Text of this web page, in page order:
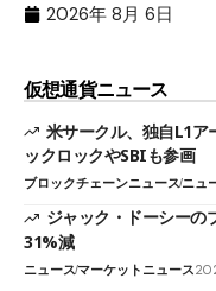
2026年 8月 6日
仮想通貨ニュース
米サークル、独自L1
ックロックやSBIも参画
ブロックチェーンニュースニュ
ジャック・ドーシーの
31%減
ニュースマーケットニュース